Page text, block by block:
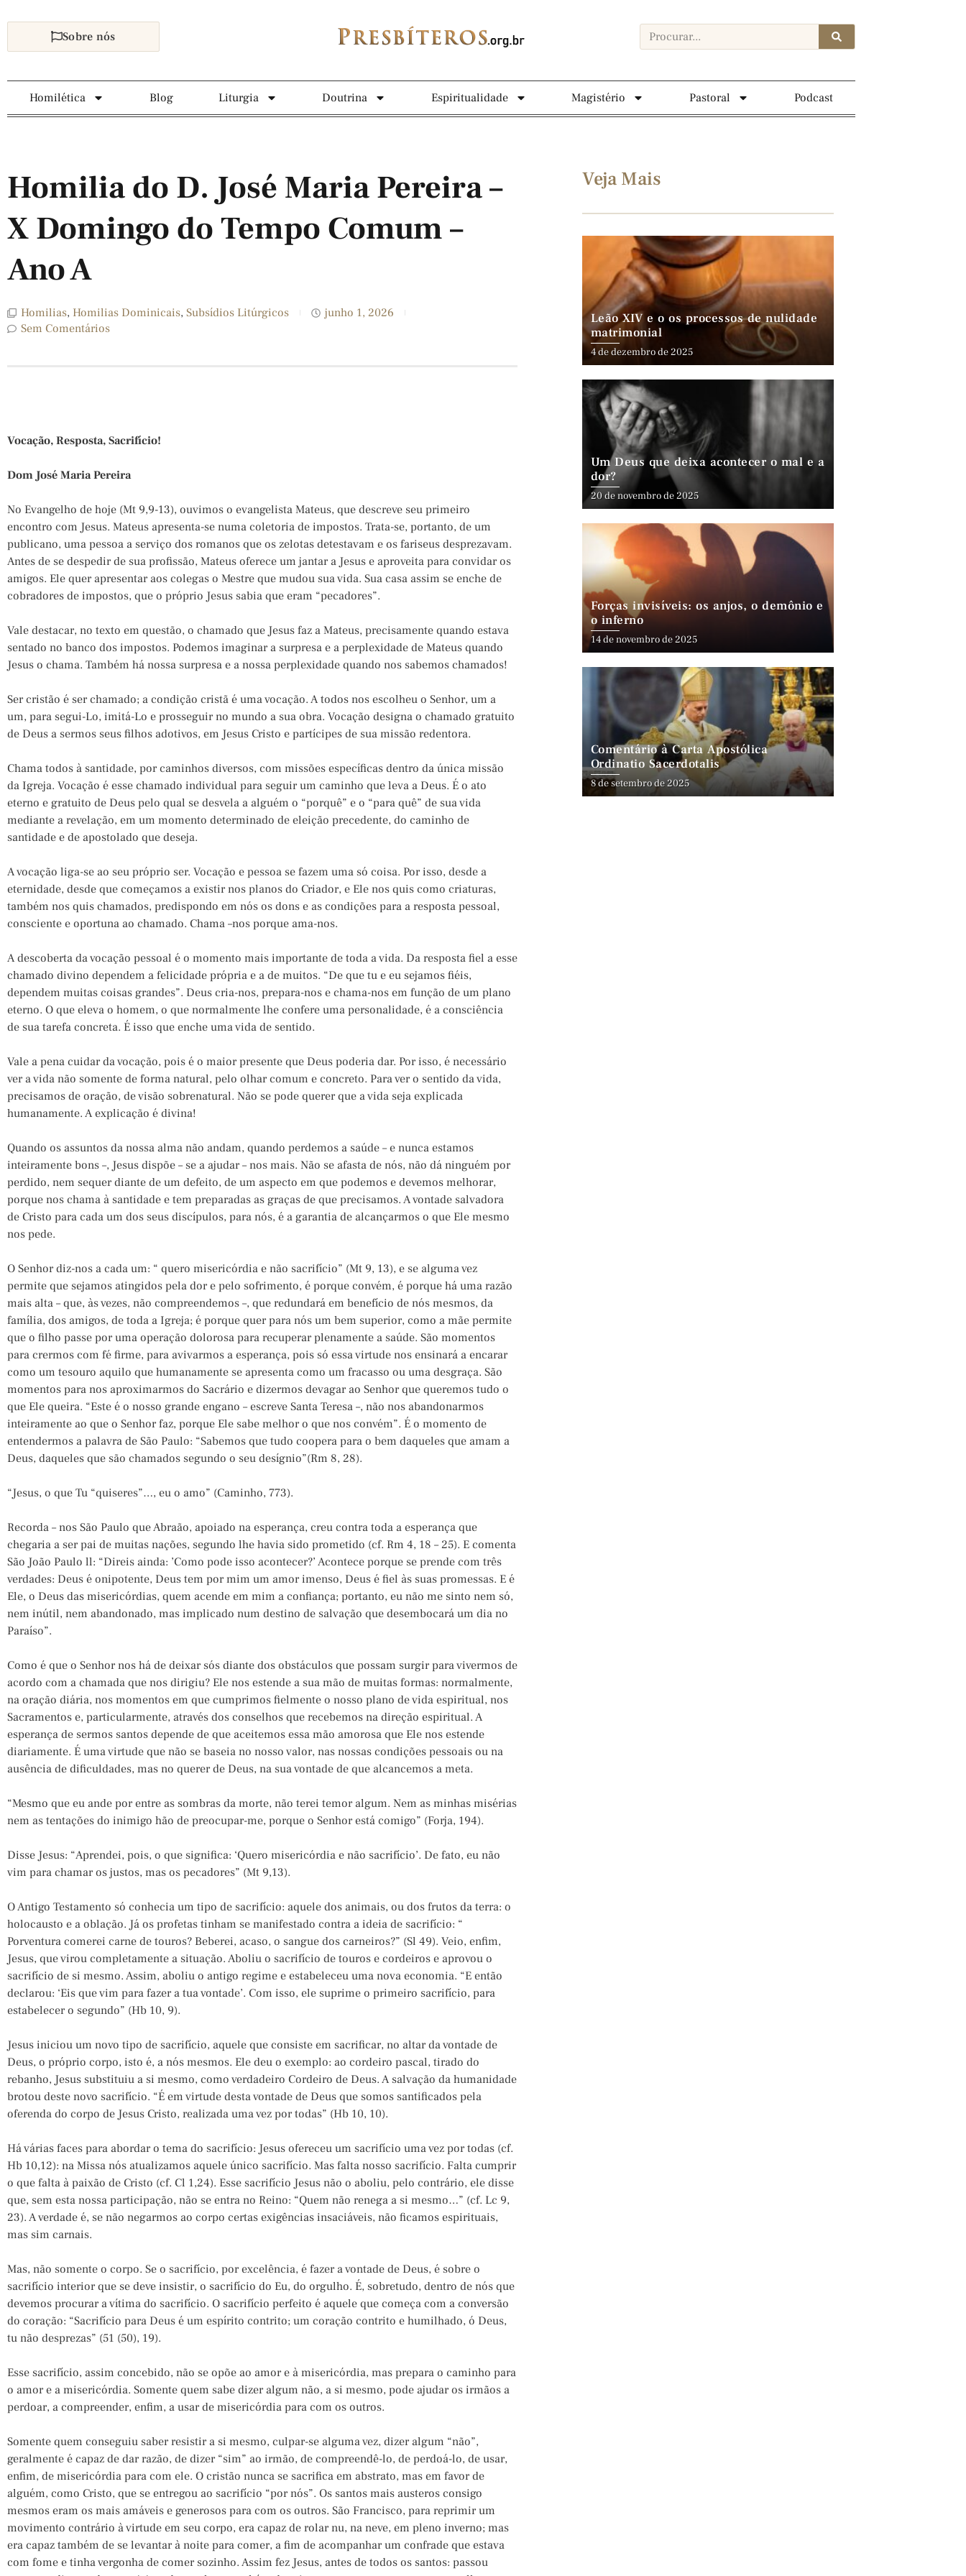
Sobre nós
Homilética Blog Liturgia Doutrina Espiritualidade Magistério Pastoral Podcast
Homilia do D. José Maria Pereira –
X Domingo do Tempo Comum –
Ano A
Homilias, Homilias Dominicais, Subsídios Litúrgicos
junho 1, 2026
Sem Comentários
Vocação, Resposta, Sacrifício!
Dom José Maria Pereira
No Evangelho de hoje (Mt 9,9-13), ouvimos o evangelista Mateus, que descreve seu primeiro
encontro com Jesus. Mateus apresenta-se numa coletoria de impostos. Trata-se, portanto, de um
publicano, uma pessoa a serviço dos romanos que os zelotas detestavam e os fariseus desprezavam.
Antes de se despedir de sua profissão, Mateus oferece um jantar a Jesus e aproveita para convidar os
amigos. Ele quer apresentar aos colegas o Mestre que mudou sua vida. Sua casa assim se enche de
cobradores de impostos, que o próprio Jesus sabia que eram “pecadores”.
Vale destacar, no texto em questão, o chamado que Jesus faz a Mateus, precisamente quando estava
sentado no banco dos impostos. Podemos imaginar a surpresa e a perplexidade de Mateus quando
Jesus o chama. Também há nossa surpresa e a nossa perplexidade quando nos sabemos chamados!
Ser cristão é ser chamado; a condição cristã é uma vocação. A todos nos escolheu o Senhor, um a
um, para segui-Lo, imitá-Lo e prosseguir no mundo a sua obra. Vocação designa o chamado gratuito
de Deus a sermos seus filhos adotivos, em Jesus Cristo e partícipes de sua missão redentora.
Chama todos à santidade, por caminhos diversos, com missões específicas dentro da única missão
da Igreja. Vocação é esse chamado individual para seguir um caminho que leva a Deus. É o ato
eterno e gratuito de Deus pelo qual se desvela a alguém o “porquê” e o “para quê” de sua vida
mediante a revelação, em um momento determinado de eleição precedente, do caminho de
santidade e de apostolado que deseja.
A vocação liga-se ao seu próprio ser. Vocação e pessoa se fazem uma só coisa. Por isso, desde a
eternidade, desde que começamos a existir nos planos do Criador, e Ele nos quis como criaturas,
também nos quis chamados, predispondo em nós os dons e as condições para a resposta pessoal,
consciente e oportuna ao chamado. Chama –nos porque ama-nos.
A descoberta da vocação pessoal é o momento mais importante de toda a vida. Da resposta fiel a esse
chamado divino dependem a felicidade própria e a de muitos. “De que tu e eu sejamos fiéis,
dependem muitas coisas grandes”. Deus cria-nos, prepara-nos e chama-nos em função de um plano
eterno. O que eleva o homem, o que normalmente lhe confere uma personalidade, é a consciência
de sua tarefa concreta. É isso que enche uma vida de sentido.
Vale a pena cuidar da vocação, pois é o maior presente que Deus poderia dar. Por isso, é necessário
ver a vida não somente de forma natural, pelo olhar comum e concreto. Para ver o sentido da vida,
precisamos de oração, de visão sobrenatural. Não se pode querer que a vida seja explicada
humanamente. A explicação é divina!
Quando os assuntos da nossa alma não andam, quando perdemos a saúde – e nunca estamos
inteiramente bons –, Jesus dispõe – se a ajudar – nos mais. Não se afasta de nós, não dá ninguém por
perdido, nem sequer diante de um defeito, de um aspecto em que podemos e devemos melhorar,
porque nos chama à santidade e tem preparadas as graças de que precisamos. A vontade salvadora
de Cristo para cada um dos seus discípulos, para nós, é a garantia de alcançarmos o que Ele mesmo
nos pede.
O Senhor diz-nos a cada um: “ quero misericórdia e não sacrifício” (Mt 9, 13), e se alguma vez
permite que sejamos atingidos pela dor e pelo sofrimento, é porque convém, é porque há uma razão
mais alta – que, às vezes, não compreendemos –, que redundará em benefício de nós mesmos, da
família, dos amigos, de toda a Igreja; é porque quer para nós um bem superior, como a mãe permite
que o filho passe por uma operação dolorosa para recuperar plenamente a saúde. São momentos
para crermos com fé firme, para avivarmos a esperança, pois só essa virtude nos ensinará a encarar
como um tesouro aquilo que humanamente se apresenta como um fracasso ou uma desgraça. São
momentos para nos aproximarmos do Sacrário e dizermos devagar ao Senhor que queremos tudo o
que Ele queira. “Este é o nosso grande engano – escreve Santa Teresa –, não nos abandonarmos
inteiramente ao que o Senhor faz, porque Ele sabe melhor o que nos convém”. É o momento de
entendermos a palavra de São Paulo: “Sabemos que tudo coopera para o bem daqueles que amam a
Deus, daqueles que são chamados segundo o seu desígnio”(Rm 8, 28).
“Jesus, o que Tu “quiseres”…, eu o amo” (Caminho, 773).
Recorda – nos São Paulo que Abraão, apoiado na esperança, creu contra toda a esperança que
chegaria a ser pai de muitas nações, segundo lhe havia sido prometido (cf. Rm 4, 18 – 25). E comenta
São João Paulo ll: “Direis ainda: ’Como pode isso acontecer?’ Acontece porque se prende com três
verdades: Deus é onipotente, Deus tem por mim um amor imenso, Deus é fiel às suas promessas. E é
Ele, o Deus das misericórdias, quem acende em mim a confiança; portanto, eu não me sinto nem só,
nem inútil, nem abandonado, mas implicado num destino de salvação que desembocará um dia no
Paraíso”.
Como é que o Senhor nos há de deixar sós diante dos obstáculos que possam surgir para vivermos de
acordo com a chamada que nos dirigiu? Ele nos estende a sua mão de muitas formas: normalmente,
na oração diária, nos momentos em que cumprimos fielmente o nosso plano de vida espiritual, nos
Sacramentos e, particularmente, através dos conselhos que recebemos na direção espiritual. A
esperança de sermos santos depende de que aceitemos essa mão amorosa que Ele nos estende
diariamente. É uma virtude que não se baseia no nosso valor, nas nossas condições pessoais ou na
ausência de dificuldades, mas no querer de Deus, na sua vontade de que alcancemos a meta.
“Mesmo que eu ande por entre as sombras da morte, não terei temor algum. Nem as minhas misérias
nem as tentações do inimigo hão de preocupar-me, porque o Senhor está comigo” (Forja, 194).
Disse Jesus: “Aprendei, pois, o que significa: ‘Quero misericórdia e não sacrifício’. De fato, eu não
vim para chamar os justos, mas os pecadores” (Mt 9,13).
O Antigo Testamento só conhecia um tipo de sacrifício: aquele dos animais, ou dos frutos da terra: o
holocausto e a oblação. Já os profetas tinham se manifestado contra a ideia de sacrifício: “
Porventura comerei carne de touros? Beberei, acaso, o sangue dos carneiros?” (Sl 49). Veio, enfim,
Jesus, que virou completamente a situação. Aboliu o sacrifício de touros e cordeiros e aprovou o
sacrifício de si mesmo. Assim, aboliu o antigo regime e estabeleceu uma nova economia. “E então
declarou: ‘Eis que vim para fazer a tua vontade’. Com isso, ele suprime o primeiro sacrifício, para
estabelecer o segundo” (Hb 10, 9).
Jesus iniciou um novo tipo de sacrifício, aquele que consiste em sacrificar, no altar da vontade de
Deus, o próprio corpo, isto é, a nós mesmos. Ele deu o exemplo: ao cordeiro pascal, tirado do
rebanho, Jesus substituiu a si mesmo, como verdadeiro Cordeiro de Deus. A salvação da humanidade
brotou deste novo sacrifício. “É em virtude desta vontade de Deus que somos santificados pela
oferenda do corpo de Jesus Cristo, realizada uma vez por todas” (Hb 10, 10).
Há várias faces para abordar o tema do sacrifício: Jesus ofereceu um sacrifício uma vez por todas (cf.
Hb 10,12): na Missa nós atualizamos aquele único sacrifício. Mas falta nosso sacrifício. Falta cumprir
o que falta à paixão de Cristo (cf. Cl 1,24). Esse sacrifício Jesus não o aboliu, pelo contrário, ele disse
que, sem esta nossa participação, não se entra no Reino: “Quem não renega a si mesmo…” (cf. Lc 9,
23). A verdade é, se não negarmos ao corpo certas exigências insaciáveis, não ficamos espirituais,
mas sim carnais.
Mas, não somente o corpo. Se o sacrifício, por excelência, é fazer a vontade de Deus, é sobre o
sacrifício interior que se deve insistir, o sacrifício do Eu, do orgulho. É, sobretudo, dentro de nós que
devemos procurar a vítima do sacrifício. O sacrifício perfeito é aquele que começa com a conversão
do coração: “Sacrifício para Deus é um espírito contrito; um coração contrito e humilhado, ó Deus,
tu não desprezas” (51 (50), 19).
Esse sacrifício, assim concebido, não se opõe ao amor e à misericórdia, mas prepara o caminho para
o amor e a misericórdia. Somente quem sabe dizer algum não, a si mesmo, pode ajudar os irmãos a
perdoar, a compreender, enfim, a usar de misericórdia para com os outros.
Somente quem conseguiu saber resistir a si mesmo, culpar-se alguma vez, dizer algum “não”,
geralmente é capaz de dar razão, de dizer “sim” ao irmão, de compreendê-lo, de perdoá-lo, de usar,
enfim, de misericórdia para com ele. O cristão nunca se sacrifica em abstrato, mas em favor de
alguém, como Cristo, que se entregou ao sacrifício “por nós”. Os santos mais austeros consigo
mesmos eram os mais amáveis e generosos para com os outros. São Francisco, para reprimir um
movimento contrário à virtude em seu corpo, era capaz de rolar nu, na neve, em pleno inverno; mas
era capaz também de se levantar à noite para comer, a fim de acompanhar um confrade que estava
com fome e tinha vergonha de comer sozinho. Assim fez Jesus, antes de todos os santos: passou
Veja Mais
Leão XIV e o os processos de nulidade
matrimonial
4 de dezembro de 2025
Um Deus que deixa acontecer o mal e a
dor?
20 de novembro de 2025
Forças invisíveis: os anjos, o demônio e
o inferno
14 de novembro de 2025
Comentário à Carta Apostólica
Ordinatio Sacerdotalis
8 de setembro de 2025